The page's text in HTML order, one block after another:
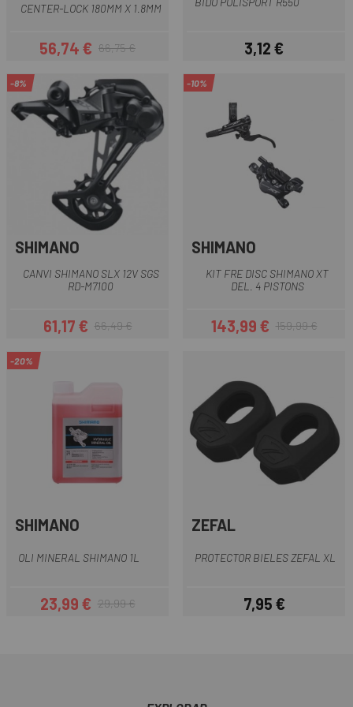
CENTER-LOCK 180MM X 1.8MM
Preu
56,74 €Preu regular
66,75 €
Preu
3,12 €
-8%
SHIMANO
CANVI SHIMANO SLX 12V SGS
RD-M7100
Preu
61,17 €Preu regular
66,49 €
-10%
SHIMANO
KIT FRE DISC SHIMANO XT
DEL. 4 PISTONS
Preu
143,99 €Preu regular
159,99 €
-20%
SHIMANO
OLI MINERAL SHIMANO 1L
Preu
23,99 €Preu regular
29,99 €
ZEFAL
PROTECTOR BIELES ZEFAL XL
Preu
7,95 €